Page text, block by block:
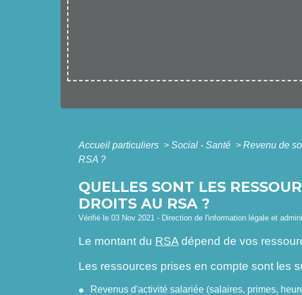
Accueil particuliers > Social - Santé > Revenu de
RSA ?
QUELLES SONT LES
DROITS AU RSA ?
Vérifié le 03 Nov 2021 - Direction de l'information légale et
Le montant du RSA dépend de vos
Les ressources prises en compte sont les
Revenus d'activité salariée (salaires, primes,